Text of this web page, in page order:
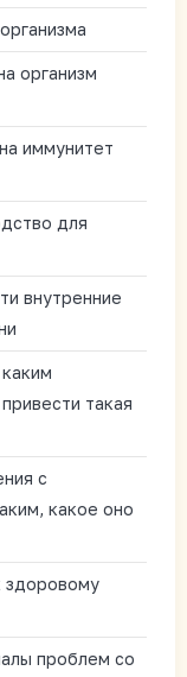
организм
иммунитет
для
внутренние
такая
с
какое оно
здоровому
проблем со